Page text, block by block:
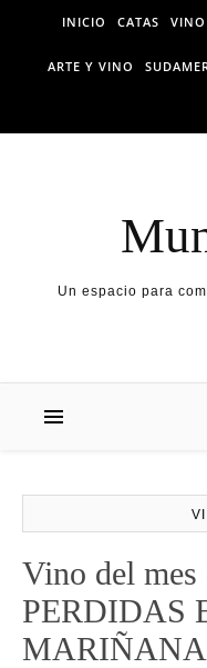
Skip to content
INICIO CATAS VINO
ARTE Y VINO
Un espacio para
Vino del mes
PERDIDAS